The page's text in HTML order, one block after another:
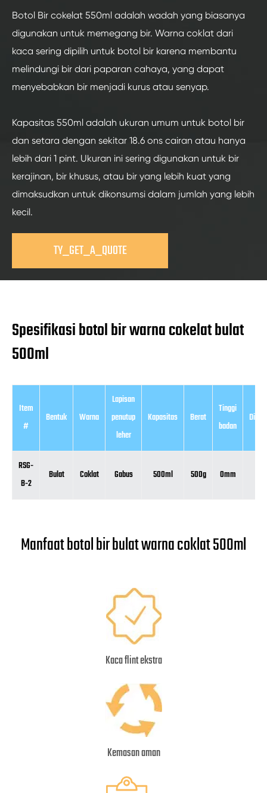
Botol Bir cokelat 550ml adalah wadah yang biasanya
digunakan untuk memegang bir. Warna coklat dari
kaca sering dipilih untuk botol bir karena membantu
melindungi bir dari paparan cahaya, yang dapat
menyebabkan bir menjadi kurus atau senyap.
Kapasitas 550ml adalah ukuran umum untuk botol bir
dan setara dengan sekitar 18.6 ons cairan atau hanya
lebih dari 1 pint. Ukuran ini sering digunakan untuk bir
kerajinan, bir khusus, atau bir yang lebih kuat yang
dimaksudkan untuk dikonsumsi dalam jumlah yang lebih
kecil.
TY_GET_A_QUOTE
Spesifikasi botol bir warna cokelat bulat
500ml
Item
#
Bentuk Warna
Lapisan
penutup
leher
Kapasitas Berat
Tinggi
badan
RSG-
B-2
Bulat Coklat Gabus 500ml 500g 0mm
Manfaat botol bir bulat warna coklat 500ml
Kaca flint ekstra
Kemasan aman